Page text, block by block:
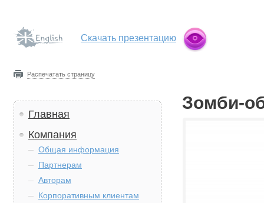
Скачать презентацию
Распечатать страницу
Главная
Компания
Общая информация
Партнерам
Авторам
Корпоративным клиентам
Зомби-